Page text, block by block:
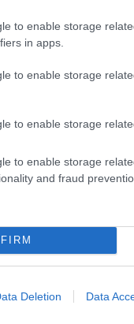
to enable storage
in apps.
to enable storage
to enable storage
to enable storage
and fraud
Deletion Data